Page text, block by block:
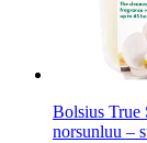
Bolsius True
norsunluu –